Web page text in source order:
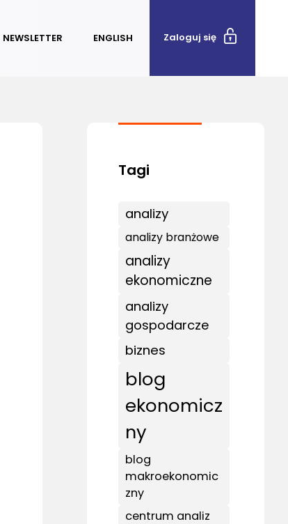
NEWSLETTER ENGLISH Zaloguj się
analizy
analizy branżowe
analizy
ekonomiczne
analizy
gospodarcze
biznes
blog
ekonomicz
ny
blog
makroekonomic
zny
centrum analiz